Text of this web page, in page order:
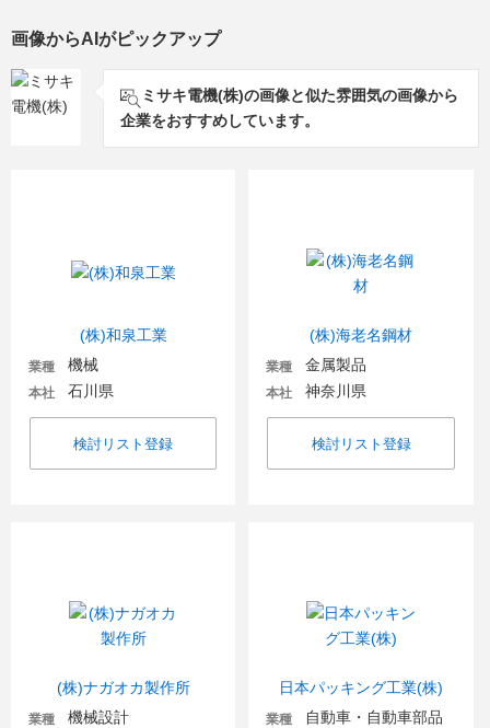
画像からAIがピックアップ
ミサキ電機(株)の画像と似た雰囲気の画像から
企業をおすすめしています。
(株)和泉工業
業種 機械
本社 石川県
検討リスト登録
(株)海老名鋼材
業種 金属製品
本社 神奈川県
検討リスト登録
(株)ナガオカ製作所
業種 機械設計
日本パッキング工業(株)
業種 自動車・自動車部品